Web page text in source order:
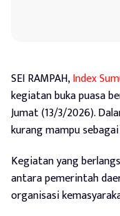
SEI RAMPAH,Index
kegiatan buka puasa
Jumat (13/3/2026).
kurang mampu
Kegiatan yang
antara pemerintah
organisasi